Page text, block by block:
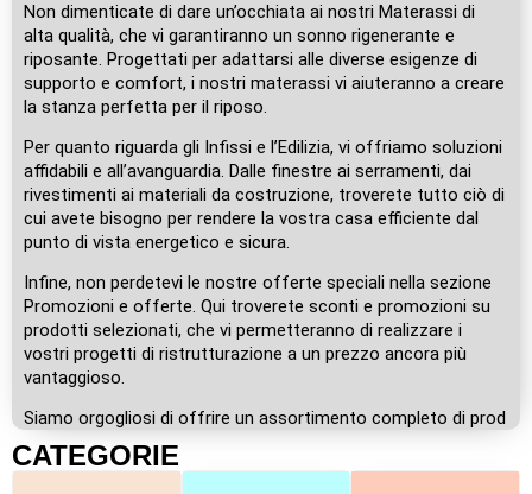
Non dimenticate di dare un’occhiata ai nostri Materassi di
alta qualità, che vi garantiranno un sonno rigenerante e
riposante. Progettati per adattarsi alle diverse esigenze di
supporto e comfort, i nostri materassi vi aiuteranno a creare
la stanza perfetta per il riposo.
Per quanto riguarda gli Infissi e l’Edilizia, vi offriamo soluzioni
affidabili e all’avanguardia. Dalle finestre ai serramenti, dai
rivestimenti ai materiali da costruzione, troverete tutto ciò di
cui avete bisogno per rendere la vostra casa efficiente dal
punto di vista energetico e sicura.
Infine, non perdetevi le nostre offerte speciali nella sezione
Promozioni e offerte. Qui troverete sconti e promozioni su
prodotti selezionati, che vi permetteranno di realizzare i
vostri progetti di ristrutturazione a un prezzo ancora più
vantaggioso.
Siamo orgogliosi di offrire un assortimento completo di prod
CATEGORIE